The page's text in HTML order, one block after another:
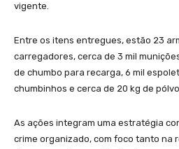
vigente.
Entre os itens entregues, estão 23
carregadores, cerca de 3 mil
de chumbo para recarga, 6 mil
chumbinhos e cerca de 20 kg de
As ações integram uma estratégia
crime organizado, com foco tanto na